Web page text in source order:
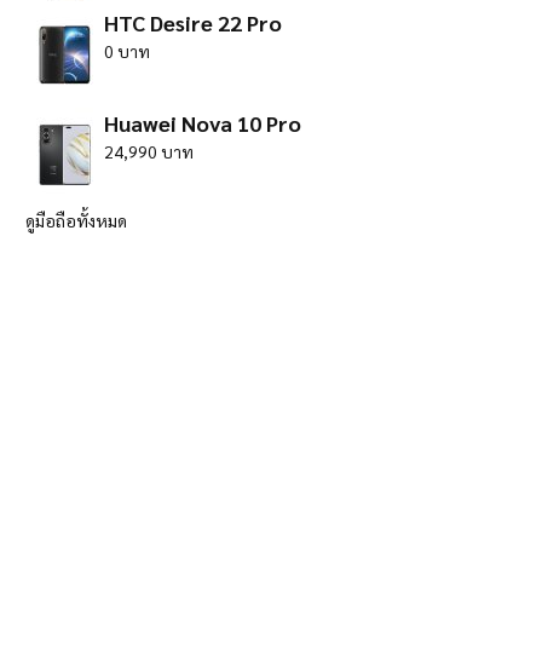
HTC Desire 22 Pro
0 บาท
Huawei Nova 10 Pro
24,990 บาท
ดูมือถือทั้งหมด